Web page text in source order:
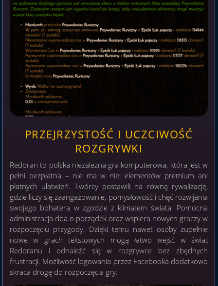
PRZEJRZYSTOŚĆ I UCZCIWOŚĆ
ROZGRYWKI
Redoran to polska niezależna gra komputerowa, która jest w
pełni bezpłatna – nie ma w niej elementów premium ani
płatnych ułatwień. Twórcy postawili na równą rywalizację,
gdzie liczy się zaangażowanie, pomysłowość i chęć rozwijania
swojego bohatera w zgodzie z klimatem świata. Pomocna
administracja dba o porządek oraz wspiera nowych graczy w
rozpoczęciu przygody. Dzięki temu nawet osoby zupełnie
nowe w grach tekstowych mogą łatwo wejść w świat
Redoranu i odnaleźć się w rozgrywce bez zbędnych
frustracji. Możliwość logowania przez Facebooka dodatkowo
skraca drogę do rozpoczęcia gry.